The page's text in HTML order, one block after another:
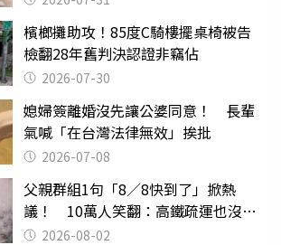
檳榔攤助攻！85度C騎樓擺桌椅被告
檢翻28年舊判決認證非竊佔
2026-07-30
媳婦簽離婚沒先讓公婆同意！ 長輩
氣喊「在台灣法律無效」挨批
2026-07-08
父親群組1句「8／8快到了」掀熱
議！ 10萬人笑翻：高鐵疏運也沒列
父親節
2026-08-02